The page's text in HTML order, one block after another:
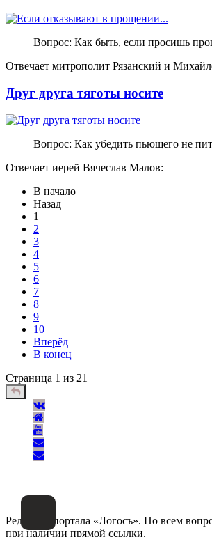
Вопрос: Как быть, если просишь
Отвечает митрополит Рязанский и
Друг друга тяготы носите
Вопрос: Как убедить пьющего не
Отвечает иерей Вячеслав Малов:
В начало
Назад
1
2
3
4
5
6
7
8
9
10
Вперёд
В конец
Страница 1 из 21
Редакция портала «Логосъ». По всем
при наличии прямой ссылки.